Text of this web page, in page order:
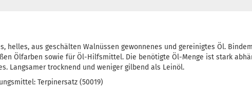
helles, aus geschälten Walnüssen gewonnenes und gereinigtes Öl.
Ölfarben sowie für Öl-Hilfsmittel. Die benötigte Öl-Menge ist stark
Langsamer trocknend und weniger gilbend als Leinöl.
Terpinersatz (50019)